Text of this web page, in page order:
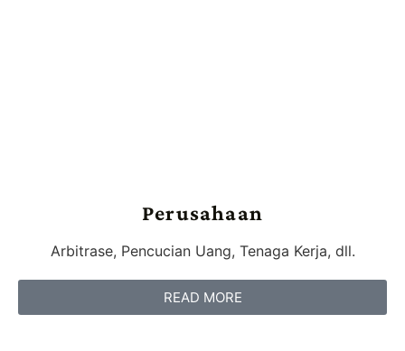
Perusahaan
Arbitrase, Pencucian Uang, Tenaga Kerja, dll.
READ MORE